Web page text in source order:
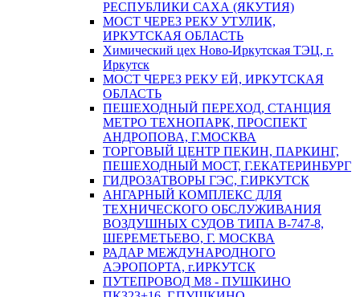
РЕСПУБЛИКИ САХА (ЯКУТИЯ)
МОСТ ЧЕРЕЗ РЕКУ УТУЛИК,
ИРКУТСКАЯ ОБЛАСТЬ
Химический цех Ново-Иркутская ТЭЦ, г.
Иркутск
МОСТ ЧЕРЕЗ РЕКУ ЕЙ, ИРКУТСКАЯ
ОБЛАСТЬ
ПЕШЕХОДНЫЙ ПЕРЕХОД, СТАНЦИЯ
МЕТРО ТЕХНОПАРК, ПРОСПЕКТ
АНДРОПОВА, Г.МОСКВА
ТОРГОВЫЙ ЦЕНТР ПЕКИН, ПАРКИНГ,
ПЕШЕХОДНЫЙ МОСТ, Г.ЕКАТЕРИНБУРГ
ГИДРОЗАТВОРЫ ГЭС, Г.ИРКУТСК
АНГАРНЫЙ КОМПЛЕКС ДЛЯ
ТЕХНИЧЕСКОГО ОБСЛУЖИВАНИЯ
ВОЗДУШНЫХ СУДОВ ТИПА В-747-8,
ШЕРЕМЕТЬЕВО, Г. МОСКВА
РАДАР МЕЖДУНАРОДНОГО
АЭРОПОРТА, г.ИРКУТСК
ПУТЕПРОВОД М8 - ПУШКИНО